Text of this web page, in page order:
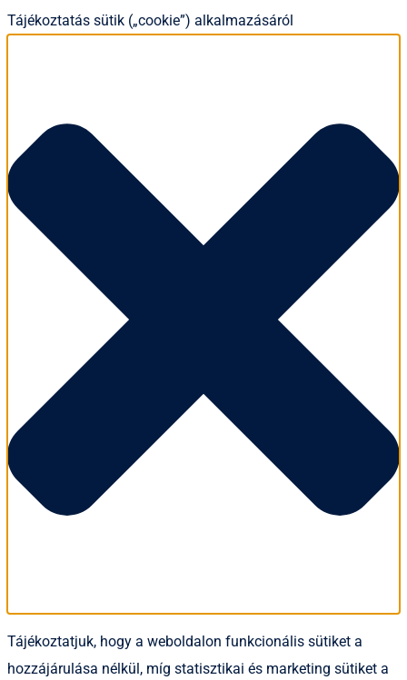
Tájékoztatás sütik („cookie”) alkalmazásáról
Tájékoztatjuk, hogy a weboldalon funkcionális sütiket a
hozzájárulása nélkül, míg statisztikai és marketing sütiket a